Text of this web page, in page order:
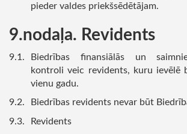
pieder valdes priekšsēdētājam.
nodaļa. Revidents
Biedrības finansiālās un
kontroli veic revidents, kuru ievēlē
vienu gadu.
Biedrības revidents nevar būt
Revidents